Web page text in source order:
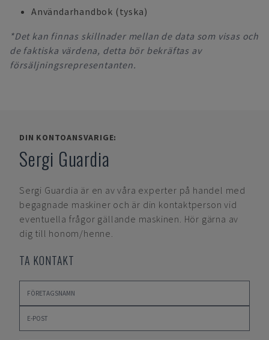
Användarhandbok (tyska)
*Det kan finnas skillnader mellan de data som visas och
de faktiska värdena, detta bör bekräftas av
försäljningsrepresentanten.
DIN KONTOANSVARIGE:
Sergi Guardia
Sergi Guardia är en av våra experter på handel med
begagnade maskiner och är din kontaktperson vid
eventuella frågor gällande maskinen. Hör gärna av
dig till honom/henne.
TA KONTAKT